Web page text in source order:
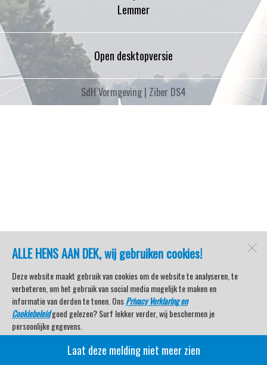
ALLE HENS AAN DEK, wij gebruiken cookies!
Deze website maakt gebruik van cookies om de website te analyseren, te
verbeteren, om het gebruik van social media mogelijk te maken en
informatie van derden te tonen. OnsPrivacy Verklaring en
Cookiebeleidgoed gelezen? Surf lekker verder, wij beschermen je
persoonlijke gegevens.
Veel kijkplezier met Watersport TV Beleving & Nieuws!
Laat deze melding niet meer zien
Lemmer
Open desktopversie
SdH Vormgeving | Ziber DS4